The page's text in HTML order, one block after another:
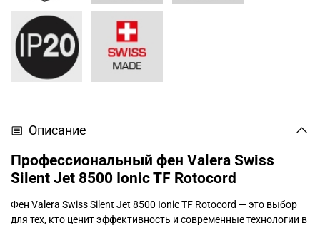
Описание
Профессиональный фен Valera Swiss
Silent Jet 8500 Ionic TF Rotocord
Фен Valera Swiss Silent Jet 8500 Ionic TF Rotocord — это выбор
для тех, кто ценит эффективность и современные технологии в